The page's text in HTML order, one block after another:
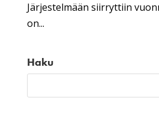
Järjestelmään siirryttiin
on...
Haku